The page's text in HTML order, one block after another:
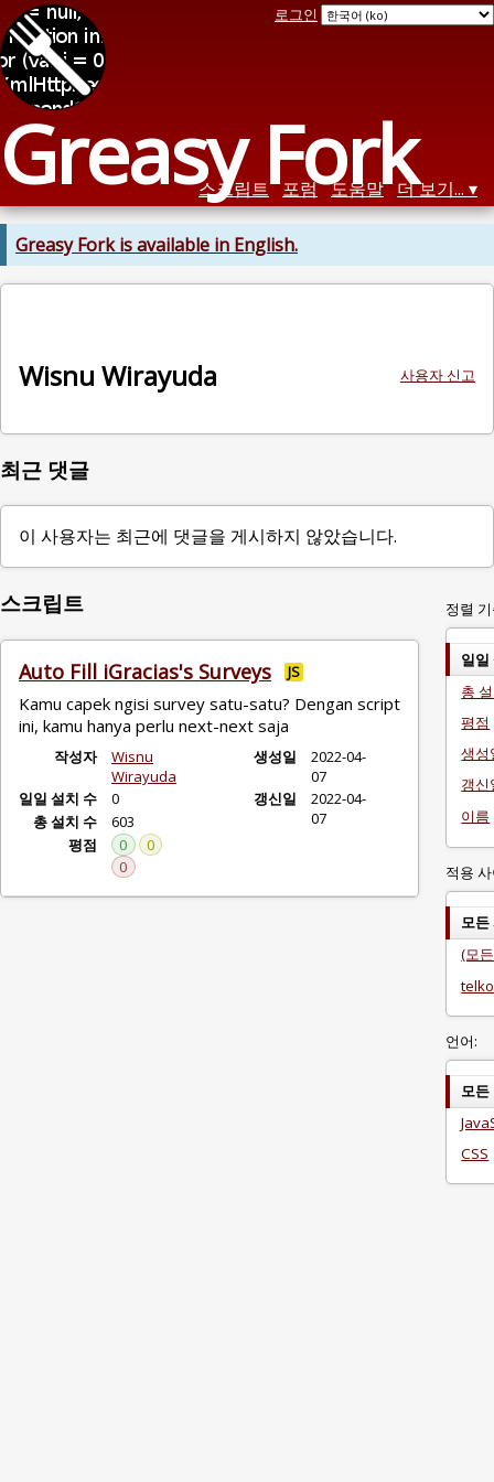
Greasy Fork
로그인
스크립트 포럼 도움말 더 보기...
Greasy Fork is available in English.
사용자 신고
Wisnu Wirayuda
최근 댓글
이 사용자는 최근에 댓글을 게시하지 않았습니다.
스크립트
Auto Fill iGracias's Surveys JS
Kamu capek ngisi survey satu-satu? Dengan script
ini, kamu hanya perlu next-next saja
작성자
Wisnu
Wirayuda
일일 설치 수
0
총 설치 수
603
평점
0
0
0
생성일
2022-04-
07
갱신일
2022-04-
07
정렬
일일
총
평점
생성
갱신
이름
적용
모든
(모
언어:
모든
CSS